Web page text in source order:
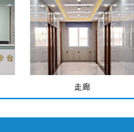
走廊